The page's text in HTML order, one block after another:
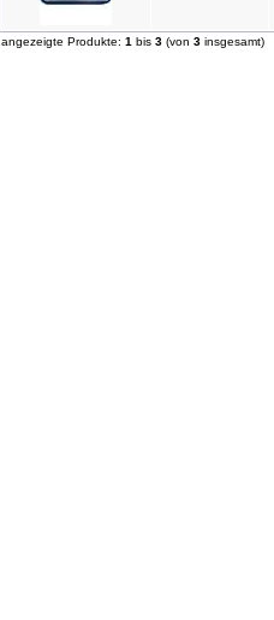
angezeigte Produkte: 1 bis 3 (von 3 insgesamt)